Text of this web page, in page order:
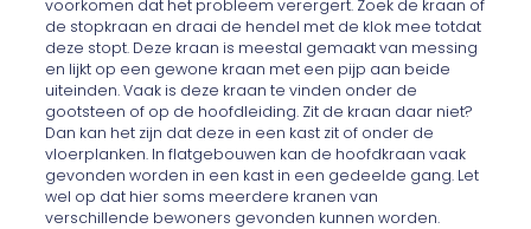
voorkomen dat het probleem verergert. Zoek de kraan of
de stopkraan en draai de hendel met de klok mee totdat
deze stopt. Deze kraan is meestal gemaakt van messing
en lijkt op een gewone kraan met een pijp aan beide
uiteinden. Vaak is deze kraan te vinden onder de
gootsteen of op de hoofdleiding. Zit de kraan daar niet?
Dan kan het zijn dat deze in een kast zit of onder de
vloerplanken. In flatgebouwen kan de hoofdkraan vaak
gevonden worden in een kast in een gedeelde gang. Let
wel op dat hier soms meerdere kranen van
verschillende bewoners gevonden kunnen worden.